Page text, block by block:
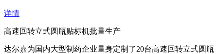
详情
高速回转立式圆瓶贴标机批量生产
达尔嘉为国内大型制药企业量身定制了20台高速回转立式圆瓶